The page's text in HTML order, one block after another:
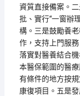
資質直接備案。
批、實行“一窗辦
構。三是鼓勵養
作，支持上門服
落實對醫養結合
本醫保範圍的醫
有條件的地方按
康復項目。五是